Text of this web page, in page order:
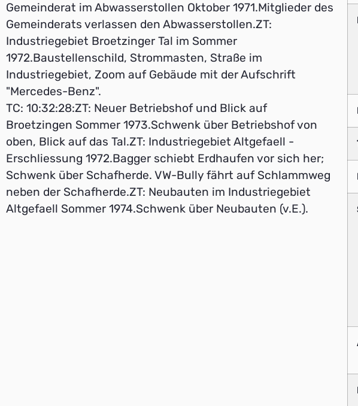
Gemeinderat im Abwasserstollen Oktober 1971.Mitglieder des
Gemeinderats verlassen den Abwasserstollen.ZT:
Industriegebiet Broetzinger Tal im Sommer
1972.Baustellenschild, Strommasten, Straße im
Industriegebiet, Zoom auf Gebäude mit der Aufschrift
"Mercedes-Benz".
TC: 10:32:28:ZT: Neuer Betriebshof und Blick auf
Broetzingen Sommer 1973.Schwenk über Betriebshof von
oben, Blick auf das Tal.ZT: Industriegebiet Altgefaell -
Erschliessung 1972.Bagger schiebt Erdhaufen vor sich her;
Schwenk über Schafherde. VW-Bully fährt auf Schlammweg
neben der Schafherde.ZT: Neubauten im Industriegebiet
Altgefaell Sommer 1974.Schwenk über Neubauten (v.E.).